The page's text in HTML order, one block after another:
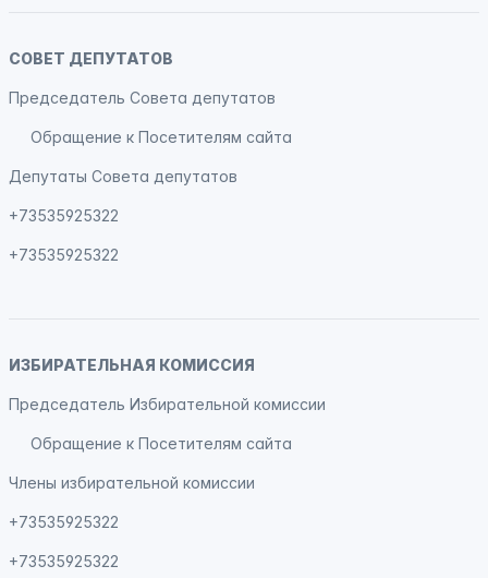
СОВЕТ ДЕПУТАТОВ
Председатель Совета депутатов
Обращение к Посетителям сайта
Депутаты Совета депутатов
+73535925322
+73535925322
ИЗБИРАТЕЛЬНАЯ КОМИССИЯ
Председатель Избирательной комиссии
Обращение к Посетителям сайта
Члены избирательной комиссии
+73535925322
+73535925322